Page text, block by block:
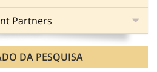
Partners
DA PESQUISA